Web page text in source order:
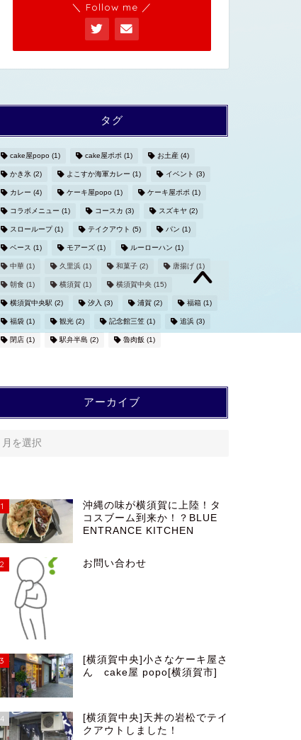
＼ Follow me ／
タグ
cake屋popo (1) cake屋ポポ (1) お土産(4)
かき氷 (2) よこすか海軍カレー (1) イベント (3)
カレー (4) ケーキ屋popo (1) ケーキ屋ポポ (1)
コラボメニュー (1) コースカ (3) スズキヤ (2)
スローループ(1) テイクアウト (5) パン (1)
ベース (1) モアーズ(1) ルーローハン (1)
中華(1) 久里浜(1) 和菓子(2) 唐揚げ(1)
朝食(1) 横須賀(1) 横須賀中央(15)
横須賀中央駅 (2) 汐入 (3) 浦賀(2) 福箱(1)
福袋(1) 観光(2) 記念館三笠(1) 追浜(3)
閉店(1) 駅弁半島 (2) 魯肉飯 (1)
アーカイブ
1
沖縄の味が横須賀に上陸！タ
コスブーム到来か！？BLUE
ENTRANCE KITCHEN
2 お問い合わせ
3
[横須賀中央]小さなケーキ屋さ
ん cake屋 popo[横須賀市]
4
[横須賀中央]天丼の岩松でテイ
クアウトしました！